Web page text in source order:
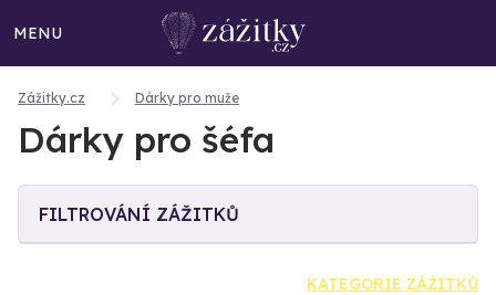
MENU
Zážitky.cz Dárky pro muže
Dárky pro šéfa
FILTROVÁNÍ ZÁŽITKŮ
KATEGORIE ZÁŽITKŮ